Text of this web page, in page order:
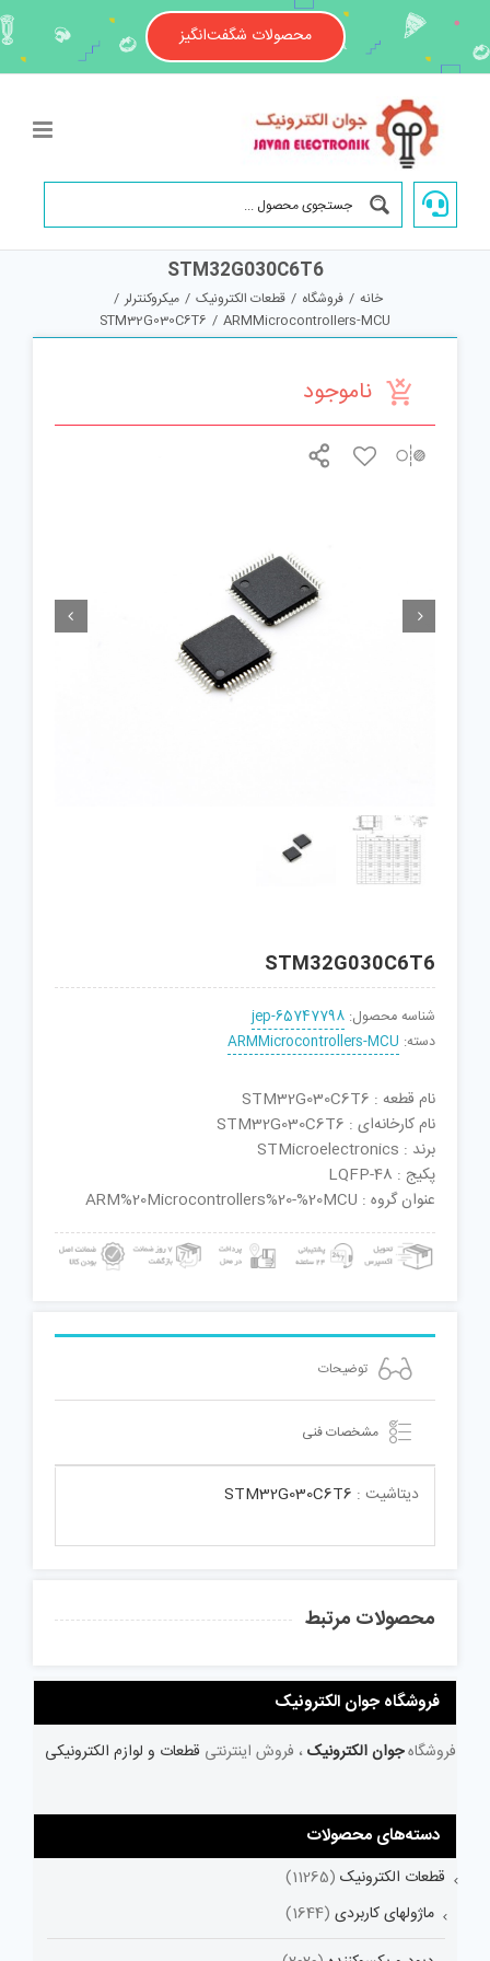
content
محصولات شگفت‌انگیز
STM32G030C6T6
خانه / فروشگاه / قطعات الکترونیک / میکروکنترلر /
ARMMicrocontrollers-MCU
/
STM32G030C6T6
ناموجود
 
STM32G030C6T6
شناسه محصول: jep-65747798
دسته: ARMMicrocontrollers-MCU
نام قطعه : STM32G030C6T6
نام کارخانه‌ای : STM32G030C6T6
برند : STMicroelectronics
پکیج : LQFP-48
عنوان گروه : ARM%20Microcontrollers%20-%20MCU
توضیحات
مشخصات فنی
دیتاشیت : STM32G030C6T6
محصولات مرتبط
فروشگاه جوان الکترونیک
فروشگاهجوان الکترونیک ، فروش اینترنتی قطعات و لوازم الکترونیکی
دسته‌های محصولات
قطعات الکترونیک (11265)
ماژولهای کاربردی (1644)